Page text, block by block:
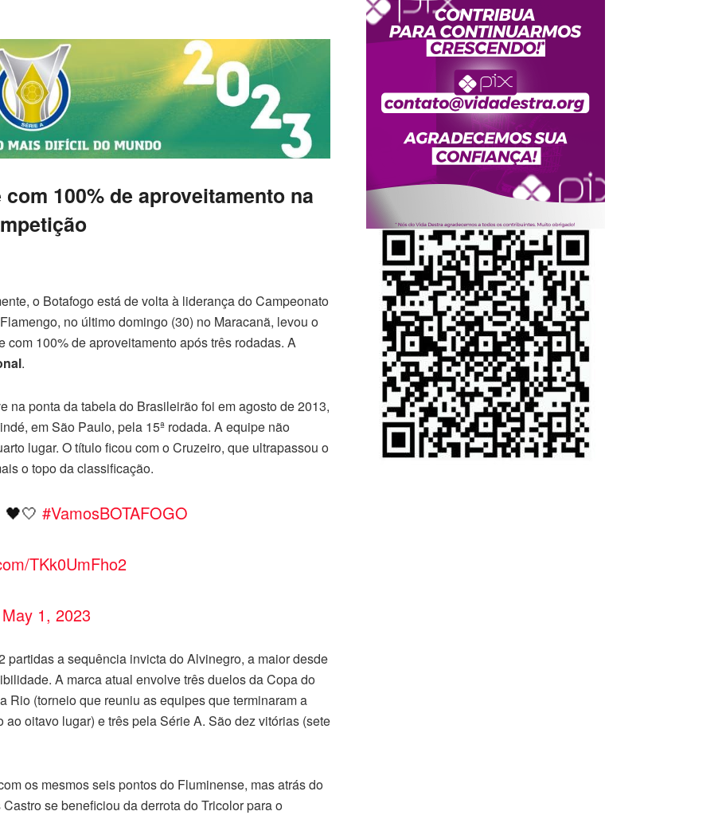
100% de aproveitamento na
o Botafogo está de volta à liderança do Campeonato
no último domingo (30) no Maracanã, levou o
100% de aproveitamento após três rodadas. A
.
na ponta da tabela do Brasileirão foi em agosto de 2013,
em São Paulo, pela 15ª rodada. A equipe não
lugar. O título ficou com o Cruzeiro, que ultrapassou o
o topo da classificação.
#VamosBOTAFOGO
TKk0UmFho2
May 1, 2023
partidas a sequência invicta do Alvinegro, a maior desde
A marca atual envolve três duelos da Copa do
Rio (torneio que reuniu as equipes que terminaram a
oitavo lugar) e três pela Série A. São dez vitórias (sete
os mesmos seis pontos do Fluminense, mas atrás do
se beneficiou da derrota do Tricolor para o